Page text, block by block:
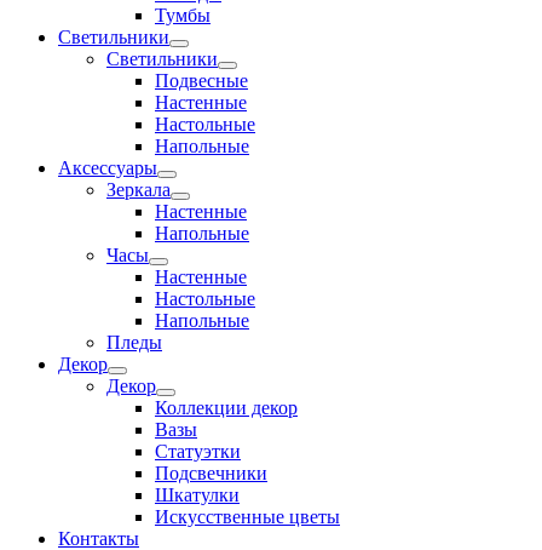
Тумбы
Светильники
Светильники
Подвесные
Настенные
Настольные
Напольные
Аксессуары
Зеркала
Настенные
Напольные
Часы
Настенные
Настольные
Напольные
Пледы
Декор
Декор
Коллекции декор
Вазы
Статуэтки
Подсвечники
Шкатулки
Искусственные цветы
Контакты